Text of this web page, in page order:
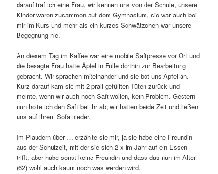
darauf traf ich eine Frau, wir kennen uns von der Schule, unsere
Kinder waren zusammen auf dem Gymnasium, sie war auch bei
mir im Kurs und mehr als ein kurzes Schwätzchen war unsere
Begegnung nie.
An diesem Tag im Kaffee war eine mobile Saftpresse vor Ort und
die besagte Frau hatte Äpfel in Fülle dorthin zur Bearbeitung
gebracht. Wir sprachen miteinander und sie bot uns Äpfel an.
Kurz darauf kam sie mit 2 prall gefüllten Tüten zurück und
meinte, wenn wir auch noch Saft wollen, kein Problem. Gestern
nun holte ich den Saft bei ihr ab, wir hatten beide Zeit und ließen
uns auf ihrem Sofa nieder.
Im Plaudern über … erzählte sie mir, ja sie habe eine Freundin
aus der Schulzeit, mit der sie sich 2 x im Jahr auf ein Essen
trifft, aber habe sonst keine Freundin und dass das nun im Alter
(62) wohl auch kaum noch was werden wird.